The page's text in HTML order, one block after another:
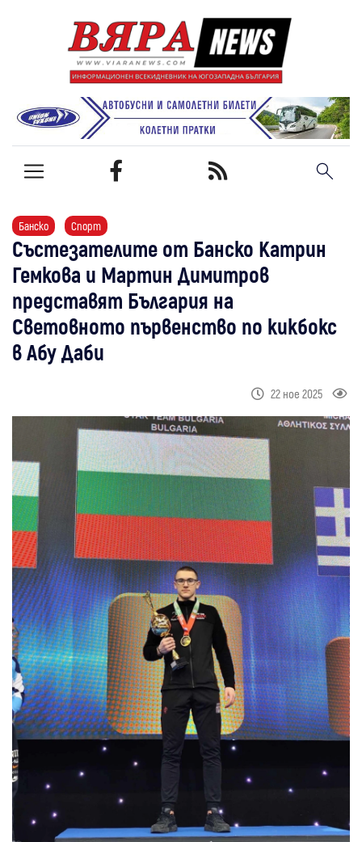
Банско Спорт
Състезателите от Банско Катрин
Гемкова и Мартин Димитров
представят България на
Световното първенство по кикбокс
в Абу Даби
22 ное 2025